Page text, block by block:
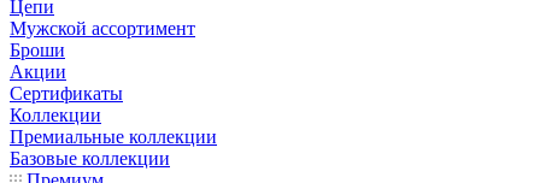
Цепи
Мужской ассортимент
Броши
Акции
Сертификаты
Коллекции
Премиальные коллекции
Базовые коллекции